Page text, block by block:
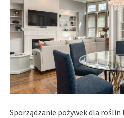
Sporządzanie pożywek dla